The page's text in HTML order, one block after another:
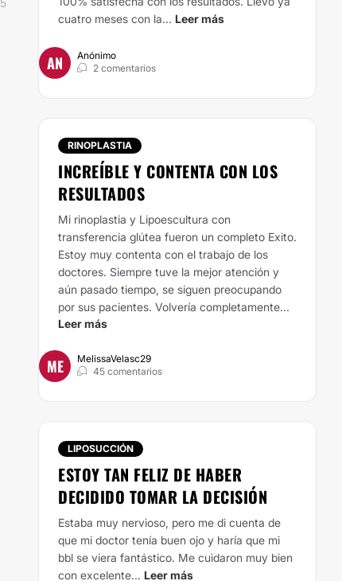
cuatro meses con la... Leer más
AN
Anónimo
2 comentarios
RINOPLASTIA
INCREÍBLE Y CONTENTA CON LOS
RESULTADOS
Mi rinoplastia y Lipoescultura con
transferencia glútea fueron un completo Exito.
Estoy muy contenta con el trabajo de los
doctores. Siempre tuve la mejor atención y
aún pasado tiempo, se siguen preocupando
por sus pacientes. Volvería completamente...
Leer más
ME
MelissaVelasc29
45 comentarios
LIPOSUCCIÓN
ESTOY TAN FELIZ DE HABER
DECIDIDO TOMAR LA DECISIÓN
Estaba muy nervioso, pero me di cuenta de
que mi doctor tenía buen ojo y haría que mi
bbl se viera fantástico. Me cuidaron muy bien
con excelente... Leer más